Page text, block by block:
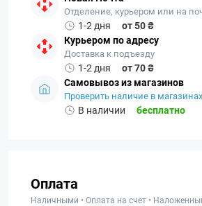
Отделение, курьером или на
1-2 дня
от 50 ₴
Курьером по адресу
Доставка к подъезду
1-2 дня
от 70 ₴
Самовывоз из магазинов
Проверить наличие в магазинах
В наличии бесплатно
Оплата
Наличными • Оплата на счет •